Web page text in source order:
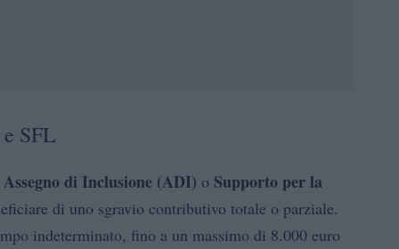
SFL
Assegno di Inclusione (ADI) o Supporto per la
di uno sgravio contributivo totale o parziale.
indeterminato, fino a un massimo di 8.000 euro